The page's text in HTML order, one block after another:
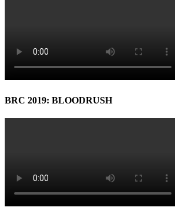
BRC 2019: BLOODRUSH